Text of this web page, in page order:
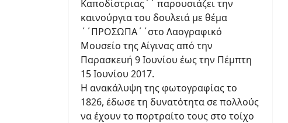
Καποδίστριας΄΄ παρουσιάζει την
καινούργια του δουλειά με θέμα
΄΄ΠΡΟΣΩΠΑ΄΄στο Λαογραφικό
Μουσείο της Αίγινας από την
Παρασκευή 9 Ιουνίου έως την Πέμπτη
15 Ιουνίου 2017.
Η ανακάλυψη της φωτογραφίας το
1826, έδωσε τη δυνατότητα σε πολλούς
να έχουν το πορτραίτο τους στο τοίχο